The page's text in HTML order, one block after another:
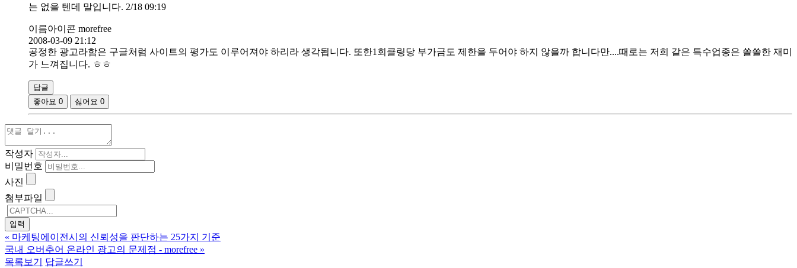
는 없을 텐데 말입니다. 2/18 09:19
이름아이콘 morefree
2008-03-09 21:12
공정한 광고라함은 구글처럼 사이트의 평가도 이루어져야 하리라 생각됩니다. 또한1회클링당 부가금도 제한을 두어야 하지 않을까 합니다만....때로는 저희 같은 특수업종은 쏠쏠한 재미
가 느껴집니다. ㅎㅎ
답글
좋아요 0 싫어요 0
작성자
비밀번호
사진
첨부파일
« 마케팅에이전시의 신뢰성을 판단하는 25가지 기준
국내 오버추어 온라인 광고의 문제점 - morefree »
목록보기
답글쓰기